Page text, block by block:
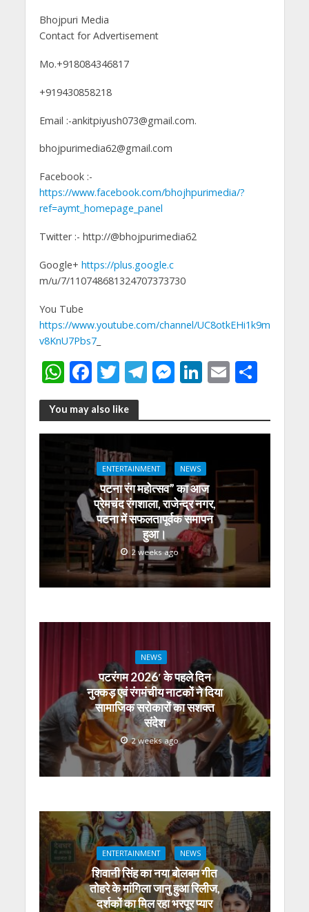
Bhojpuri Media
Contact for Advertisement
Mo.+918084346817
+919430858218
Email :-ankitpiyush073@gmail.com.
bhojpurimedia62@gmail.com
Facebook :-
https://www.facebook.com/bhojhpurimedia/?
ref=aymt_homepage_panel
Twitter :- http://@bhojpurimedia62
Google+ https://plus.google.c
m/u/7/110748681324707373730
You Tube
https://www.youtube.com/channel/UC8otkEHi1k9m
v8KnU7Pbs7_
W
h
at
s
p
F
ac
e
b
o
o
k
T
w
itt
er
T
e
gr
a
m
M
ss
e
n
g
er
Li
k
e
dI
n
E
ai
l
S
ar
e
You may also like
ENTERTAINMENT NEWS
पटना रंग महोत्सव” का आज
प्रेमचंद रंगशाला, राजेन्द्र नगर,
पटना में सफलतापूर्वक समापन
हुआ।
2 weeks ago
NEWS
पटरंगम 2026′ के पहले दिन
नुक्कड़ एवं रंगमंचीय नाटकों ने दिया
सामाजिक सरोकारों का सशक्त
संदेश
2 weeks ago
ENTERTAINMENT NEWS
शिवानी सिंह का नया बोलबम गीत
तोहरे के मांगिला जानु हुआ रिलीज,
दर्शकों का मिल रहा भरपूर प्यार